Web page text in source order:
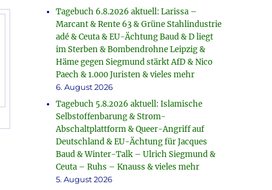
Tagebuch 6.8.2026 aktuell: Larissa –
Marcant & Rente 63 & Grüne Stahlindustrie
adé & Ceuta & EU-Ächtung Baud & D liegt
im Sterben & Bombendrohne Leipzig &
Häme gegen Siegmund stärkt AfD & Nico
Paech & 1.000 Juristen & vieles mehr
6. August 2026
Tagebuch 5.8.2026 aktuell: Islamische
Selbstoffenbarung & Strom-
Abschaltplattform & Queer-Angriff auf
Deutschland & EU-Ächtung für Jacques
Baud & Winter-Talk – Ulrich Siegmund &
Ceuta – Ruhs – Knauss & vieles mehr
5. August 2026